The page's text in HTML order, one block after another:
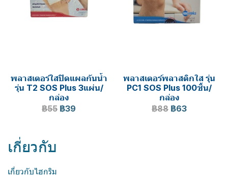
พลาสเตอร์ใสปิดแผลกันน้ำ
รุ่น T2 SOS Plus 3แผ่น/
กล่อง
฿55 ฿39
พลาสเตอร์พลาสติกใส รุุ่น
PC1 SOS Plus 100ชิ้น/
กล่อง
฿88 ฿63
เกี่ยวกับ
เกี่ยวกับไฮกริม